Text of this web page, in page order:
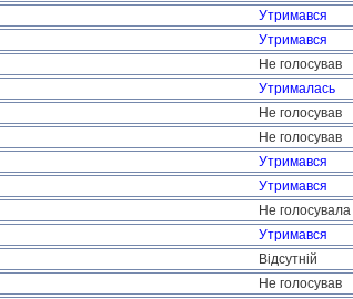
Утримався
Утримався
Не голосував
Утрималась
Не голосував
Не голосував
Утримався
Утримався
Не голосувала
Утримався
Відсутній
Не голосував